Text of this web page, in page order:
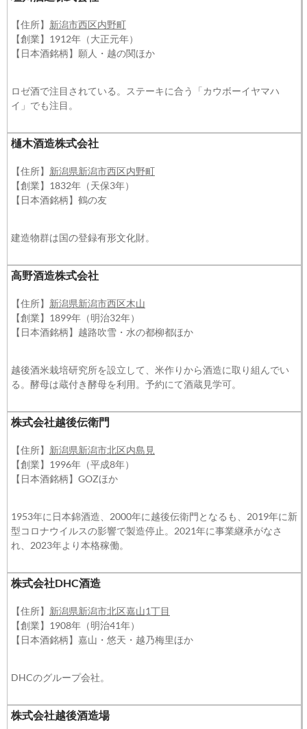
【住所】 新潟市西区内野町
【創業】1912年（大正元年）
【日本酒銘柄】願人・越の関ほか
ロゼ酒で注目されている。ステーキに合う「カウボーイヤマハ
イ」でも注目。
樋木酒造株式会社
【住所】 新潟県新潟市西区内野町
【創業】1832年（天保3年）
【日本酒銘柄】鶴の友
建造物群は国の登録有形文化財。
高野酒造株式会社
【住所】 新潟県新潟市西区木山
【創業】1899年（明治32年）
【日本酒銘柄】越路吹雪・水の都柳都ほか
越後酒米栽培研究所を設立して、米作りから酒造に取り組んでい
る。酵母は蔵付き酵母を利用。予約にて酒蔵見学可。
株式会社越後伝衛門
【住所】 新潟県新潟市北区内島見
【創業】1996年（平成8年）
【日本酒銘柄】GOZほか
1953年に日本錦酒造、2000年に越後伝衛門となるも、2019年に新
型コロナウイルスの影響で製造停止。2021年に事業継承がなさ
れ、2023年より本格稼働。
株式会社DHC酒造
【住所】 新潟県新潟市北区嘉山1丁目
【創業】1908年（明治41年）
【日本酒銘柄】嘉山・悠天・越乃梅里ほか
DHCのグループ会社。
株式会社越後酒造場